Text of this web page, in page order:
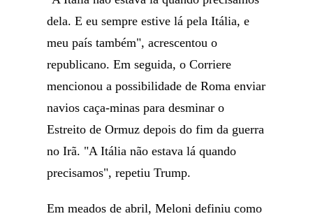
dela. E eu sempre estive lá pela Itália, e
meu país também", acrescentou o
republicano. Em seguida, o Corriere
mencionou a possibilidade de Roma enviar
navios caça-minas para desminar o
Estreito de Ormuz depois do fim da guerra
no Irã. "A Itália não estava lá quando
precisamos", repetiu Trump.
Em meados de abril, Meloni definiu como